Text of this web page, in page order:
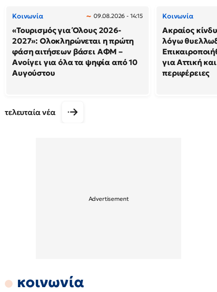
Κοινωνία 09.08.2026 - 14:15
«Τουρισμός για Όλους 2026-
2027»: Ολοκληρώνεται η πρώτη
φάση αιτήσεων βάσει ΑΦΜ –
Ανοίγει για όλα τα ψηφία από 10
Αυγούστου
Κοινωνία
Ακραίος
λόγω
για Αττική
περιφέρειες
τελευταία νέα
κοινωνία